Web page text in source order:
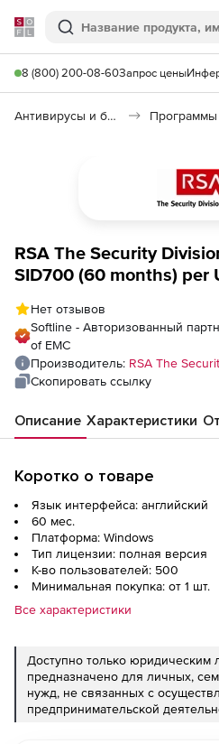
Softline
Поиск
8 (800) 200-08-60Запрос цены
Антивирусы и безопасность
RSA The Security
SID700 (60 months) per
Нет отзывов
Softline - Авторизованный
of EMC
Производитель: RSA The
Скопировать ссылку
Описание Характеристики
Коротко о товаре
Язык интерфейса: английский
60 мес.
Платформа: Windows
Тип лицензии: полная версия
К-во пользователей: 500
Минимальная покупка: от 1 шт.
Все характеристики
Доступно только
предназначено для личных,
нужд, не связанных с
предпринимательской